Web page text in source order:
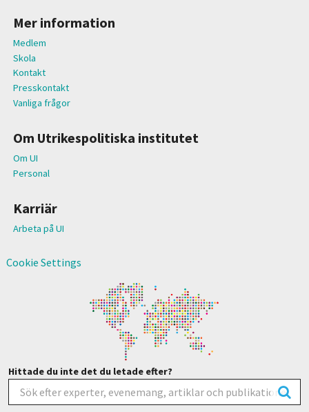
Mer information
Medlem
Skola
Kontakt
Presskontakt
Vanliga frågor
Om Utrikespolitiska institutet
Om UI
Personal
Karriär
Arbeta på UI
Cookie Settings
Hittade du inte det du letade efter?